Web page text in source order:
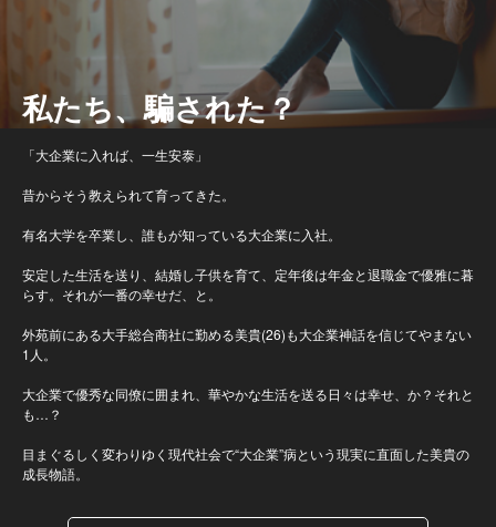
私たち、騙された？
「大企業に入れば、一生安泰」
昔からそう教えられて育ってきた。
有名大学を卒業し、誰もが知っている大企業に入社。
安定した生活を送り、結婚し子供を育て、定年後は年金と退職金で優雅に暮
らす。それが一番の幸せだ、と。
外苑前にある大手総合商社に勤める美貴(26)も大企業神話を信じてやまない
1人。
大企業で優秀な同僚に囲まれ、華やかな生活を送る日々は幸せ、か？それと
も…？
目まぐるしく変わりゆく現代社会で“大企業”病という現実に直面した美貴の
成長物語。